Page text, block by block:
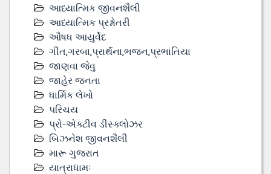
આધ્યાત્મિક જીવનશૈલી
આધ્યાત્મિક પ્રશ્નોતરી
ઔષધ આયુર્વેદ
ગીત,ગરબા,પ્રાર્થના,ભજન,પ્રભાતિયા
જાણવા જેવુ
જાહેર જનતા
ધાર્મિક લેખો
પરિચય
પ્રો-એક્ટીવ ડીસ્‍ક્લોઝર
બિઝનેશ જીવનશૈલી
મારૂ ગુજરાત
યાત્રાધામઃ